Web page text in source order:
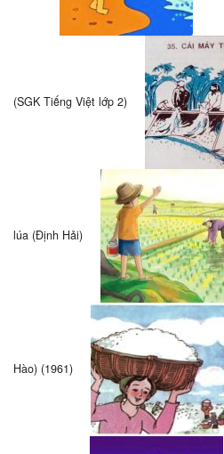
(SGK Tiếng Việt lớp 2)
lúa (Định Hải)
Hào) (1961)